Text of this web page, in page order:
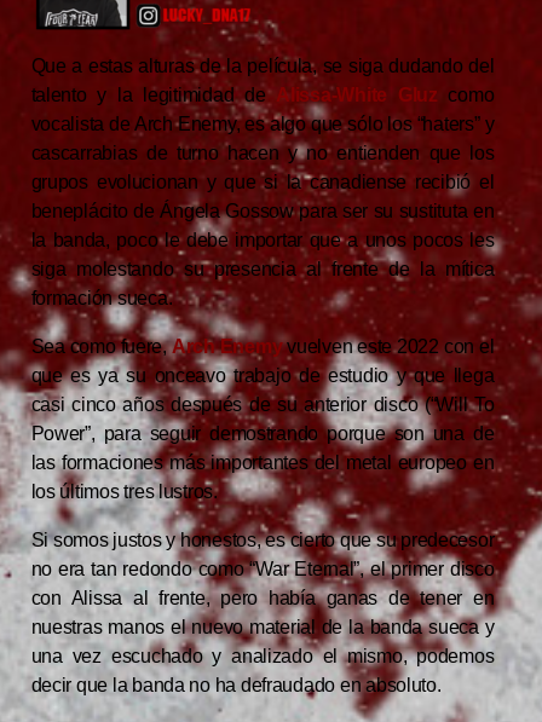
Que a estas alturas de la película, se siga dudando del
talento y la legitimidad de Alissa-White Gluz como
vocalista de Arch Enemy, es algo que sólo los “haters” y
cascarrabias de turno hacen y no entienden que los
grupos evolucionan y que si la canadiense recibió el
beneplácito de Ángela Gossow para ser su sustituta en
la banda, poco le debe importar que a unos pocos les
siga molestando su presencia al frente de la mítica
formación sueca.
Sea como fuere,Arch Enemyvuelven este 2022 con el
que es ya su onceavo trabajo de estudio y que llega
casi cinco años después de su anterior disco (“Will To
Power”, para seguir demostrando porque son una de
las formaciones más importantes del metal europeo en
los últimos tres lustros.
Si somos justos y honestos, es cierto que su predecesor
no era tan redondo como “War Eternal”, el primer disco
con Alissa al frente, pero había ganas de tener en
nuestras manos el nuevo material de la banda sueca y
una vez escuchado y analizado el mismo, podemos
decir que la banda no ha defraudado en absoluto.